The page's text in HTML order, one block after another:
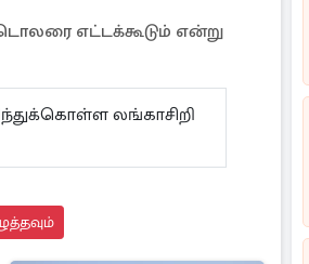
எட்டக்கூடும் என்று
லங்காசிறி